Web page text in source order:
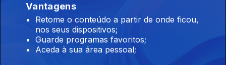
Chuchu Valdês & Paquito d'Rivera 6teto - 2022
27 mar. 2023
Vantagens
Retome o conteúdo a partir de onde ficou,
nos seus dispositivos;
Guarde programas favoritos;
Aceda à sua área pessoal;